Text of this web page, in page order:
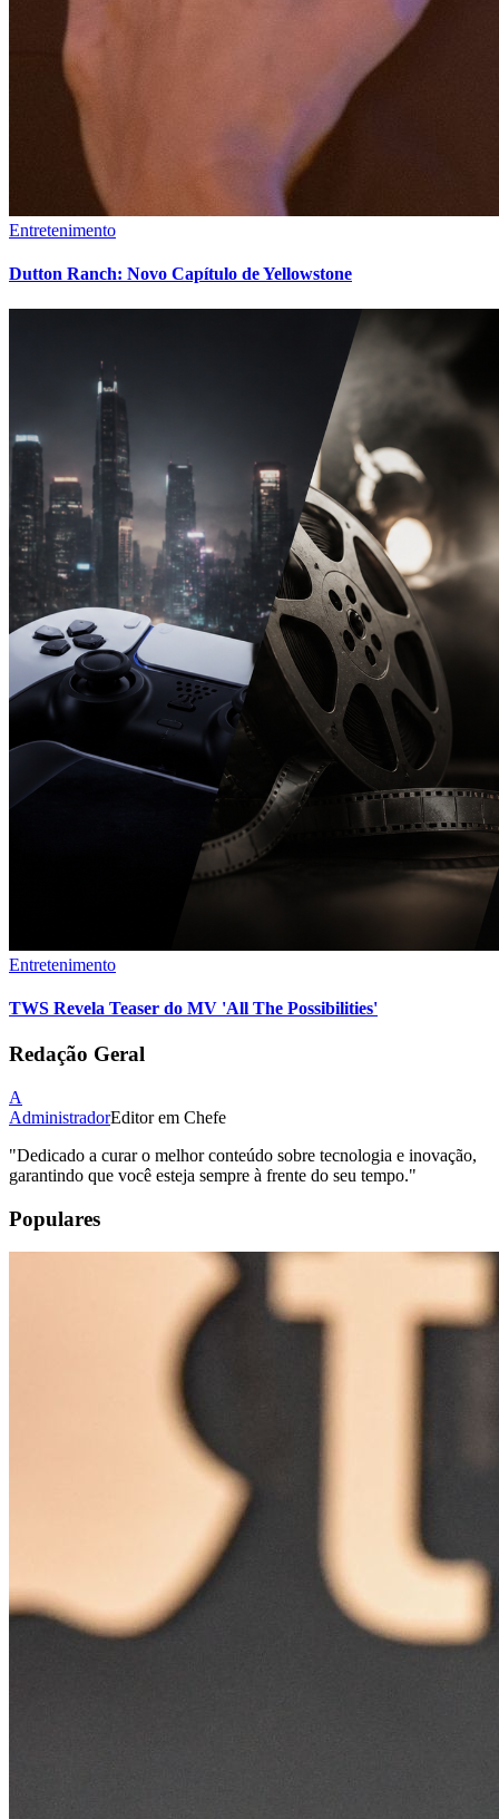
Entretenimento
Dutton Ranch: Novo Capítulo de Yellowstone
Entretenimento
TWS Revela Teaser do MV 'All The Possibilities'
Redação Geral
A
AdministradorEditor em Chefe
"Dedicado a curar o melhor conteúdo sobre tecnologia e inovação,
garantindo que você esteja sempre à frente do seu tempo."
Populares